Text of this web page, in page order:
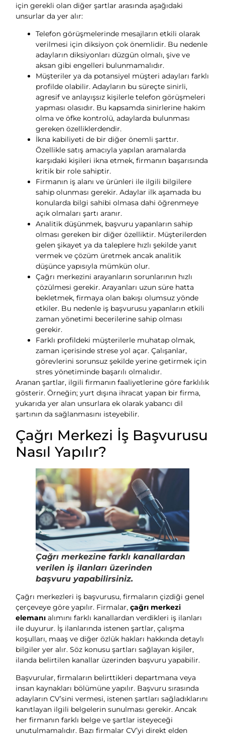
için gerekli olan diğer şartlar arasında aşağıdaki
unsurlar da yer alır:
Telefon görüşmelerinde mesajların etkili olarak
verilmesi için diksiyon çok önemlidir. Bu nedenle
adayların diksiyonları düzgün olmalı, şive ve
aksan gibi engelleri bulunmamalıdır.
Müşteriler ya da potansiyel müşteri adayları farklı
profilde olabilir. Adayların bu süreçte sinirli,
agresif ve anlayışsız kişilerle telefon görüşmeleri
yapması olasıdır. Bu kapsamda sinirlerine hakim
olma ve öfke kontrolü, adaylarda bulunması
gereken özelliklerdendir.
İkna kabiliyeti de bir diğer önemli şarttır.
Özellikle satış amacıyla yapılan aramalarda
karşıdaki kişileri ikna etmek, firmanın başarısında
kritik bir role sahiptir.
Firmanın iş alanı ve ürünleri ile ilgili bilgilere
sahip olunması gerekir. Adaylar ilk aşamada bu
konularda bilgi sahibi olmasa dahi öğrenmeye
açık olmaları şartı aranır.
Analitik düşünmek, başvuru yapanların sahip
olması gereken bir diğer özelliktir. Müşterilerden
gelen şikayet ya da taleplere hızlı şekilde yanıt
vermek ve çözüm üretmek ancak analitik
düşünce yapısıyla mümkün olur.
Çağrı merkezini arayanların sorunlarının hızlı
çözülmesi gerekir. Arayanları uzun süre hatta
bekletmek, firmaya olan bakışı olumsuz yönde
etkiler. Bu nedenle iş başvurusu yapanların etkili
zaman yönetimi becerilerine sahip olması
gerekir.
Farklı profildeki müşterilerle muhatap olmak,
zaman içerisinde strese yol açar. Çalışanlar,
görevlerini sorunsuz şekilde yerine getirmek için
stres yönetiminde başarılı olmalıdır.
Aranan şartlar, ilgili firmanın faaliyetlerine göre farklılık
gösterir. Örneğin; yurt dışına ihracat yapan bir firma,
yukarıda yer alan unsurlara ek olarak yabancı dil
şartının da sağlanmasını isteyebilir.
Çağrı Merkezi İş Başvurusu
Nasıl Yapılır?
Çağrı merkezine farklı kanallardan
verilen iş ilanları üzerinden
başvuru yapabilirsiniz.
Çağrı merkezleri iş başvurusu, firmaların çizdiği genel
çerçeveye göre yapılır. Firmalar,çağrı merkezi
elemanı alımını farklı kanallardan verdikleri iş ilanları
ile duyurur. İş ilanlarında istenen şartlar, çalışma
koşulları, maaş ve diğer özlük hakları hakkında detaylı
bilgiler yer alır. Söz konusu şartları sağlayan kişiler,
ilanda belirtilen kanallar üzerinden başvuru yapabilir.
Başvurular, firmaların belirttikleri departmana veya
insan kaynakları bölümüne yapılır. Başvuru sırasında
adayların CV’sini vermesi, istenen şartları sağladıklarını
kanıtlayan ilgili belgelerin sunulması gerekir. Ancak
her firmanın farklı belge ve şartlar isteyeceği
unutulmamalıdır. Bazı firmalar CV’yi direkt elden